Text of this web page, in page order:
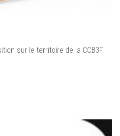
sur le territoire de la CCB3F